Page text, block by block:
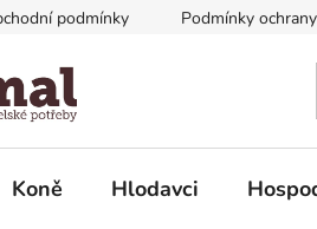
podmínky Podmínky
Koně Hlodavci